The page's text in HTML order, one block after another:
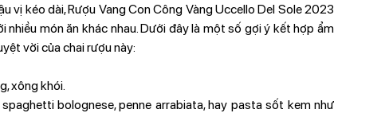
vị kéo dài, Rượu Vang Con Công Vàng Uccello Del Sole 2023
món ăn khác nhau. Dưới đây là một số gợi ý kết hợp ẩm
vời của chai rượu này:
xông khói.
bolognese, penne arrabiata, hay pasta sốt kem như